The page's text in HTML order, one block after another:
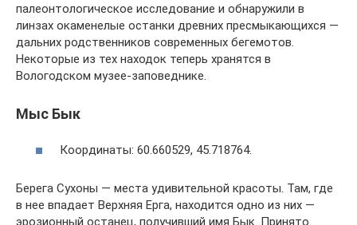
палеонтологическое исследование и обнаружили в
линзах окаменелые останки древних пресмыкающихся —
дальних родственников современных бегемотов.
Некоторые из тех находок теперь хранятся в
Вологодском музее-заповеднике.
Мыс Бык
Координаты: 60.660529, 45.718764.
Берега Сухоны — места удивительной красоты. Там, где
в нее впадает Верхняя Ерга, находится одно из них —
эрозионный останец, получивший имя Бык. Принято